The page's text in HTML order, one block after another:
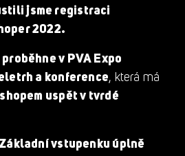
jsme registraci
2022.
v PVA Expo
a konference, která má
uspět v tvrdé
vstupenku úplně